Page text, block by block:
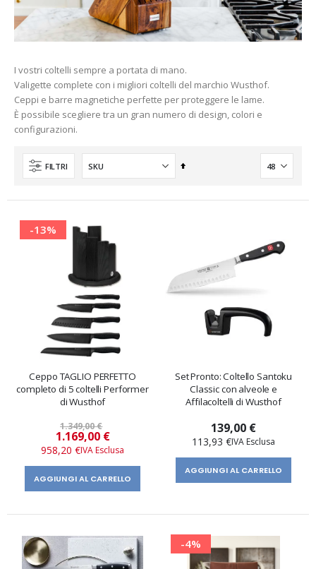
I vostri coltelli sempre a portata di mano.
Valigette complete con i migliori coltelli del marchio Wusthof.
Ceppi e barre magnetiche perfette per proteggere le lame.
È possibile scegliere tra un gran numero di design, colori e
configurazioni.
FILTRI
Imposta
-13%
Ceppo TAGLIO PERFETTO
completo di 5 coltelli Performer
di Wusthof
1.349,00 €
Prezzo
speciale
1.169,00 €
958,20 €
AGGIUNGI AL CARRELLO
Set Pronto: Coltello Santoku
Classic con alveole e
Affilacoltelli di Wusthof
139,00 €
113,93 €
AGGIUNGI AL CARRELLO
-4%